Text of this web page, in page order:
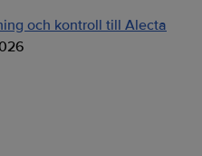
och kontroll till Alecta